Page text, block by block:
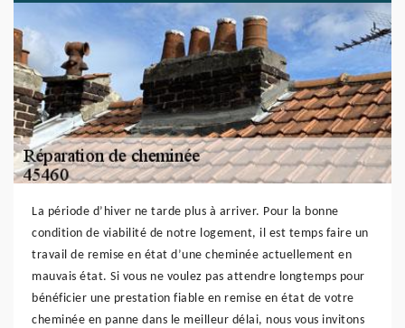
La période d’hiver ne tarde plus à arriver. Pour la bonne
condition de viabilité de notre logement, il est temps faire un
travail de remise en état d’une cheminée actuellement en
mauvais état. Si vous ne voulez pas attendre longtemps pour
bénéficier une prestation fiable en remise en état de votre
cheminée en panne dans le meilleur délai, nous vous invitons